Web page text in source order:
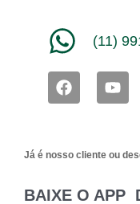
(11)
F
a
o
k
Y
o
b
Já é nosso cliente ou
BAIXE O APP